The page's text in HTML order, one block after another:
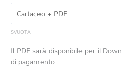
SVUOTA
Il PDF sarà disponibile per il
di pagamento.